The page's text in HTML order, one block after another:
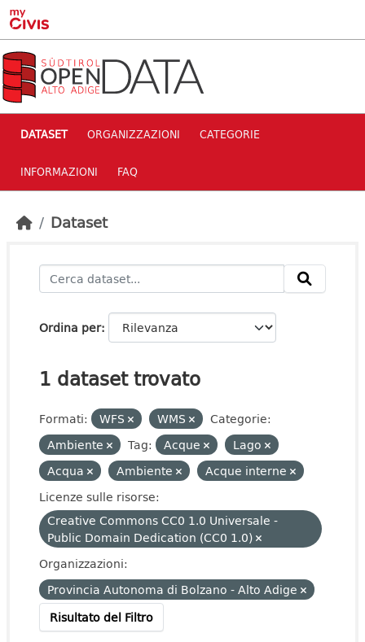
Skip to main content
DATASET ORGANIZZAZIONI CATEGORIE
INFORMAZIONI FAQ
Dataset
Ordina per
1 dataset trovato
Formati: WFS WMS
Categorie:
Ambiente
Tag: Acque
Lago
Acqua
Ambiente
Acque interne
Licenze sulle risorse:
Creative Commons CC0 1.0 Universale -
Public Domain Dedication (CC0 1.0)
Organizzazioni:
Provincia Autonoma di Bolzano - Alto Adige
Risultato del Filtro